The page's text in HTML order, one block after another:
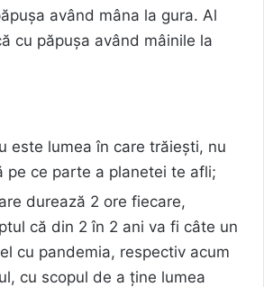
având mâna la gura. Al
cu păpușa având mâinile la
este lumea în care trăiești, nu
pe ce parte a planetei te afli;
durează 2 ore fiecare,
că din 2 în 2 ani va fi câte un
cu pandemia, respectiv acum
cu scopul de a ține lumea